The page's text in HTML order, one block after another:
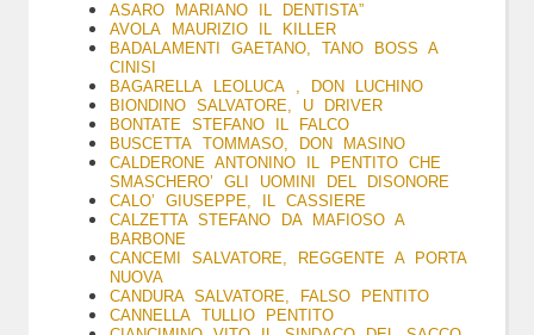
ASARO MARIANO IL DENTISTA”
AVOLA MAURIZIO IL KILLER
BADALAMENTI GAETANO, TANO BOSS A
CINISI
BAGARELLA LEOLUCA , DON LUCHINO
BIONDINO SALVATORE, U DRIVER
BONTATE STEFANO IL FALCO
BUSCETTA TOMMASO, DON MASINO
CALDERONE ANTONINO IL PENTITO CHE
SMASCHERO’ GLI UOMINI DEL DISONORE
CALO’ GIUSEPPE, IL CASSIERE
CALZETTA STEFANO DA MAFIOSO A
BARBONE
CANCEMI SALVATORE, REGGENTE A PORTA
NUOVA
CANDURA SALVATORE, FALSO PENTITO
CANNELLA TULLIO PENTITO